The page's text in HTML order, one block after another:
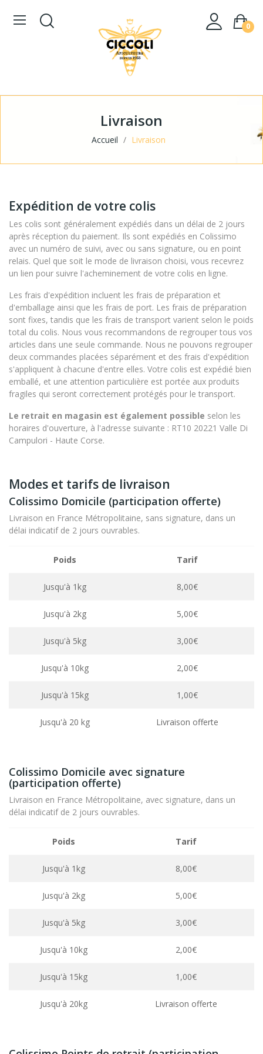
0
Livraison
Accueil Livraison
Expédition de votre colis
Les colis sont généralement expédiés dans un délai de 2 jours
après réception du paiement. Ils sont expédiés en Colissimo
avec un numéro de suivi, avec ou sans signature, ou en point
relais. Quel que soit le mode de livraison choisi, vous recevrez
un lien pour suivre l'acheminement de votre colis en ligne.
Les frais d'expédition incluent les frais de préparation et
d'emballage ainsi que les frais de port. Les frais de préparation
sont fixes, tandis que les frais de transport varient selon le poids
total du colis. Nous vous recommandons de regrouper tous vos
articles dans une seule commande. Nous ne pouvons regrouper
deux commandes placées séparément et des frais d'expédition
s'appliquent à chacune d'entre elles. Votre colis est expédié bien
emballé, et une attention particulière est portée aux produits
fragiles qui seront correctement protégés pour le transport.
Le retrait en magasin est également possible selon les
horaires d'ouverture, à l'adresse suivante : RT10 20221 Valle Di
Campulori - Haute Corse.
Modes et tarifs de livraison
Colissimo Domicile (participation offerte)
Livraison en France Métropolitaine, sans signature, dans un
délai indicatif de 2 jours ouvrables.
Poids Tarif
Jusqu'à 1kg 8,00€
Jusqu'à 2kg 5,00€
Jusqu'à 5kg 3,00€
Jusqu'à 10kg 2,00€
Jusqu'à 15kg 1,00€
Jusqu'à 20 kg Livraison offerte
Colissimo Domicile avec signature
(participation offerte)
Livraison en France Métropolitaine, avec signature, dans un
délai indicatif de 2 jours ouvrables.
Poids Tarif
Jusqu'à 1kg 8,00€
Jusqu'à 2kg 5,00€
Jusqu'à 5kg 3,00€
Jusqu'à 10kg 2,00€
Jusqu'à 15kg 1,00€
Jusqu'à 20kg Livraison offerte